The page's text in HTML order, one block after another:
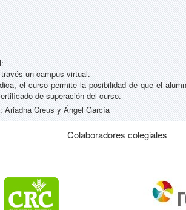
un campus virtual.
el curso permite la posibilidad de que el
de superación del curso.
Ariadna Creus y Ángel García
Colaboradores colegiales